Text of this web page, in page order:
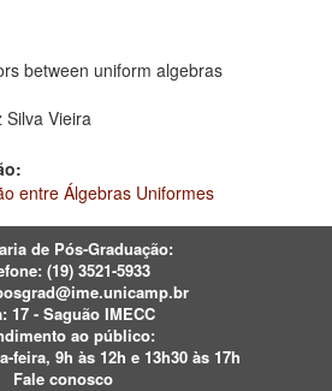
between uniform algebras
Silva Vieira
entre Álgebras Uniformes
de Pós-Graduação:
(19) 3521-5933
17 - Saguão IMECC
ao público:
feira, 9h às 12h e 13h30 às 17h
Fale conosco